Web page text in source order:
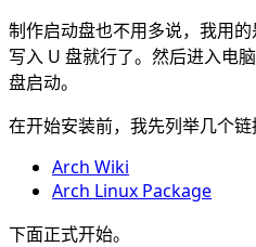
制作启动盘也不用多说，我用
写入 U 盘就行了。然后进入电
盘启动。
在开始安装前，我先列举几个链
Arch Wiki
Arch Linux Package
下面正式开始。